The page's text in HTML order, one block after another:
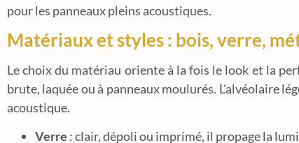
pour les panneaux pleins acoustiques.
Matériaux et styles : bois, verre,
Le choix du matériau oriente à la fois le look et la
brute, laquée ou à panneaux moulurés. L’alvéolaire
acoustique.
Verre : clair, dépoli ou imprimé, il propage la